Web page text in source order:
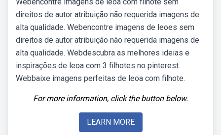
direitos de autor atribuição não requerida imagens de
alta qualidade. Webencontre imagens de leoes sem
direitos de autor atribuição não requerida imagens de
alta qualidade. Webdescubra as melhores ideias e
inspirações de leoa com 3 filhotes no pinterest.
Webbaixe imagens perfeitas de leoa com filhote.
For more information, click the button below.
LEARN MORE